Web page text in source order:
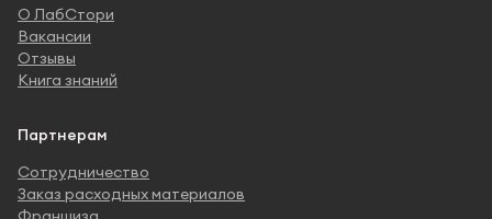
О ЛабСтори
Вакансии
Отзывы
Книга знаний
Партнерам
Сотрудничество
Заказ расходных материалов